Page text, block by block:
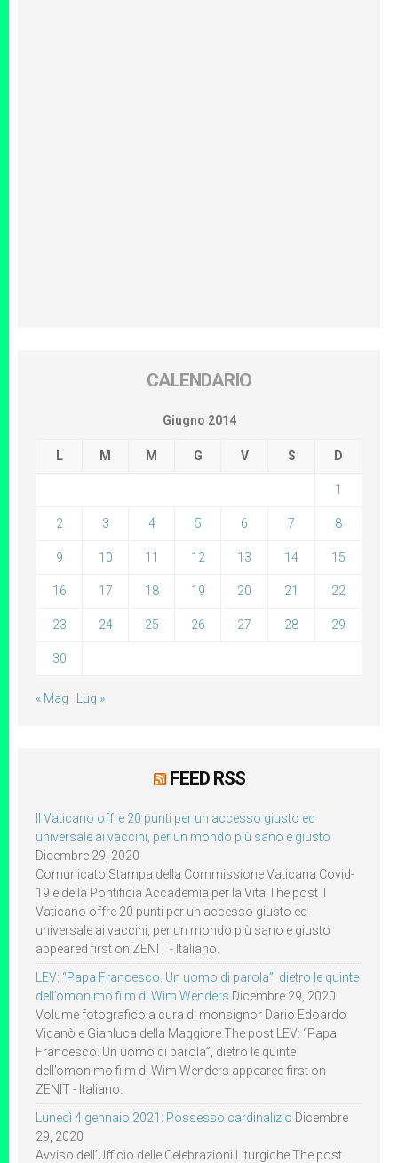
CALENDARIO
Giugno 2014
L M M G V S D
1
2 3 4 5 6 7 8
9 10 11 12 13 14 15
16 17 18 19 20 21 22
23 24 25 26 27 28 29
30
« Mag Lug »
FEED RSS
Il Vaticano offre 20 punti per un accesso giusto ed
universale ai vaccini, per un mondo più sano e giusto
Dicembre 29, 2020
Comunicato Stampa della Commissione Vaticana Covid-
19 e della Pontificia Accademia per la Vita The post Il
Vaticano offre 20 punti per un accesso giusto ed
universale ai vaccini, per un mondo più sano e giusto
appeared first on ZENIT - Italiano.
LEV: “Papa Francesco. Un uomo di parola”, dietro le quinte
dell’omonimo film di Wim Wenders Dicembre 29, 2020
Volume fotografico a cura di monsignor Dario Edoardo
Viganò e Gianluca della Maggiore The post LEV: “Papa
Francesco. Un uomo di parola”, dietro le quinte
dell’omonimo film di Wim Wenders appeared first on
ZENIT - Italiano.
Lunedì 4 gennaio 2021: Possesso cardinalizio Dicembre
29, 2020
Avviso dell’Ufficio delle Celebrazioni Liturgiche The post